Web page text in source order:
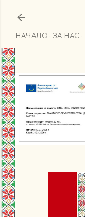
НАЧАЛО ЗА НАС